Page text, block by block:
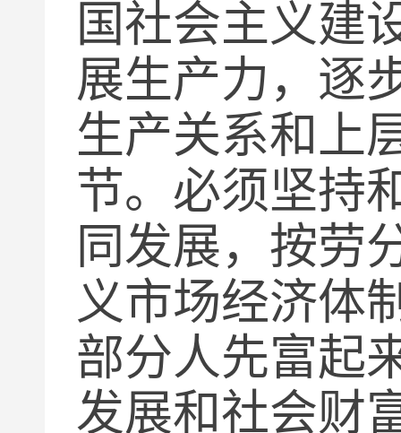
国社会主义建
展生产力，逐
生产关系和上
节。必须坚持
同发展，按劳
义市场经济体
部分人先富起
发展和社会财